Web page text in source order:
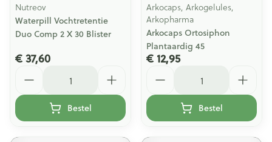
Nutreov
Waterpill Vochtretentie
Duo Comp 2 X 30 Blister
€ 37,60
Bestel
Arkocaps, Arkogelules,
Arkopharma
Arkocaps Ortosiphon
Plantaardig 45
€ 12,95
Bestel